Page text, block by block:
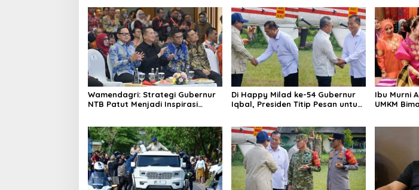
Wamendagri: Strategi Gubernur
NTB Patut Menjadi Inspirasi
Di Happy Milad ke-54 Gubernur
Iqbal, Presiden Titip Pesan untuk
Ibu Murni
UMKM